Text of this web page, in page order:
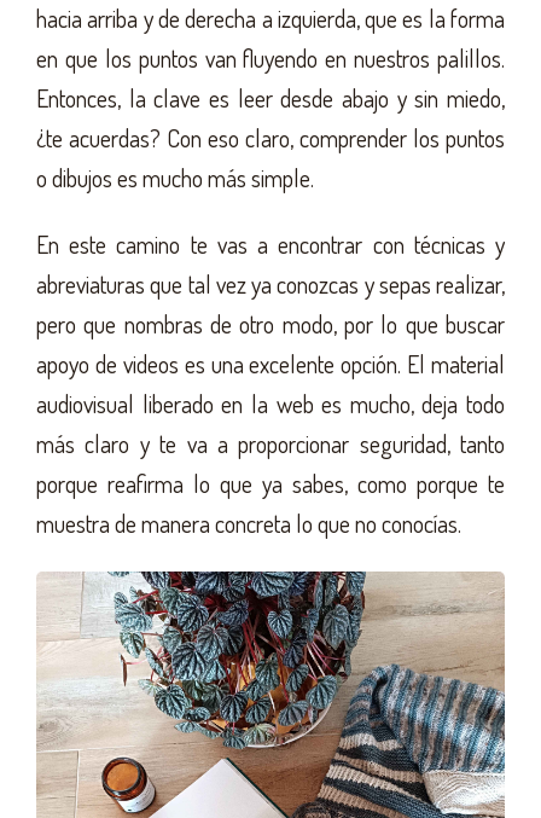
hacia arriba y de derecha a izquierda, que es la forma
en que los puntos van fluyendo en nuestros palillos.
Entonces, la clave es leer desde abajo y sin miedo,
¿te acuerdas? Con eso claro, comprender los puntos
o dibujos es mucho más simple.
En este camino te vas a encontrar con técnicas y
abreviaturas que tal vez ya conozcas y sepas realizar,
pero que nombras de otro modo, por lo que buscar
apoyo de videos es una excelente opción. El material
audiovisual liberado en la web es mucho, deja todo
más claro y te va a proporcionar seguridad, tanto
porque reafirma lo que ya sabes, como porque te
muestra de manera concreta lo que no conocías.